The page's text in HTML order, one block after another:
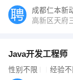
成都仁本新
高新区天府
Java开发工程师
性别不限 经验不